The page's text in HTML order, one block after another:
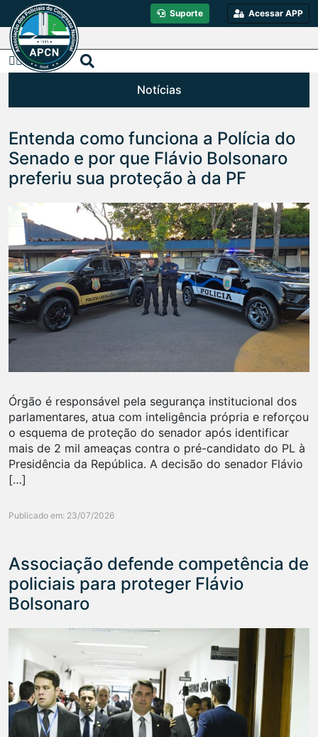
Suporte Acessar APP
Notícias
Entenda como funciona a Polícia do
Senado e por que Flávio Bolsonaro
preferiu sua proteção à da PF
Órgão é responsável pela segurança institucional dos
parlamentares, atua com inteligência própria e reforçou
o esquema de proteção do senador após identificar
mais de 2 mil ameaças contra o pré-candidato do PL à
Presidência da República. A decisão do senador Flávio
[…]
Publicado em: 23/07/2026
Associação defende competência de
policiais para proteger Flávio
Bolsonaro